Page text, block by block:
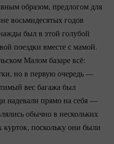
образом, предлогом для
восьмидесятых годов
был в этой голубой
поездки вместе с мамой.
Малом базаре всё:
но в первую очередь —
вес багажа был
надевали прямо на себя —
обычно в нескольких
поскольку они были